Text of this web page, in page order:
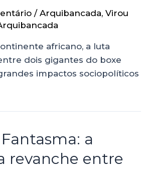
/ Arquibancada, Virou
africano, a luta
dois gigantes do boxe
impactos sociopolíticos
a
revanche entre